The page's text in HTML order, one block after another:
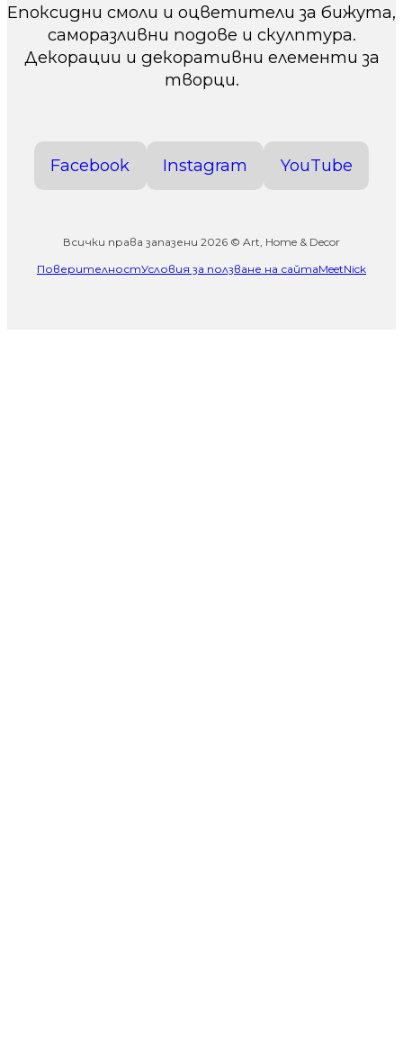
Епоксидни смоли и оцветители за бижута,
саморазливни подове и скулптура.
Декорации и декоративни елементи за
творци.
Facebook Instagram YouTube
Всички права запазени 2026 © Art, Home & Decor
ПоверителностУсловия за ползване на сайтаMeetNick